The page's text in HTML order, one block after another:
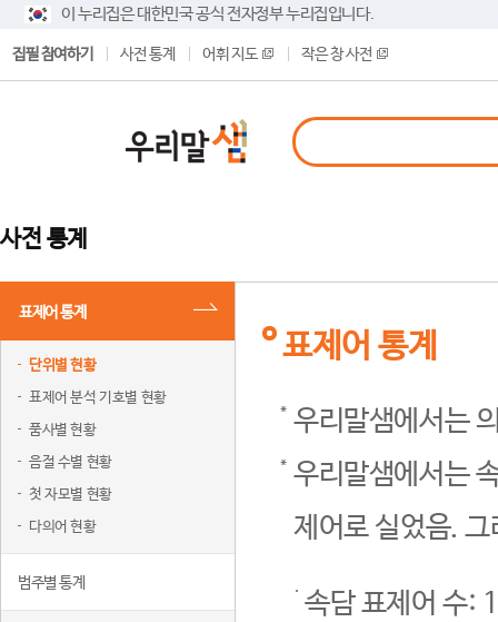
이 누리집은 대한민국 공식 전자정부 누리집입니다.
집필 참여하기 사전 통계 어휘 지도 작은 창 사전
사전 통계
표제어 통계
단위별 현황
표제어 분석 기호별 현황
품사별 현황
음절 수별 현황
첫 자모별 현황
다의어 현황
범주별 통계
표제어 통계
우리말샘에서는
우리말샘에서는
제어로 실었음.
속담 표제어 수: